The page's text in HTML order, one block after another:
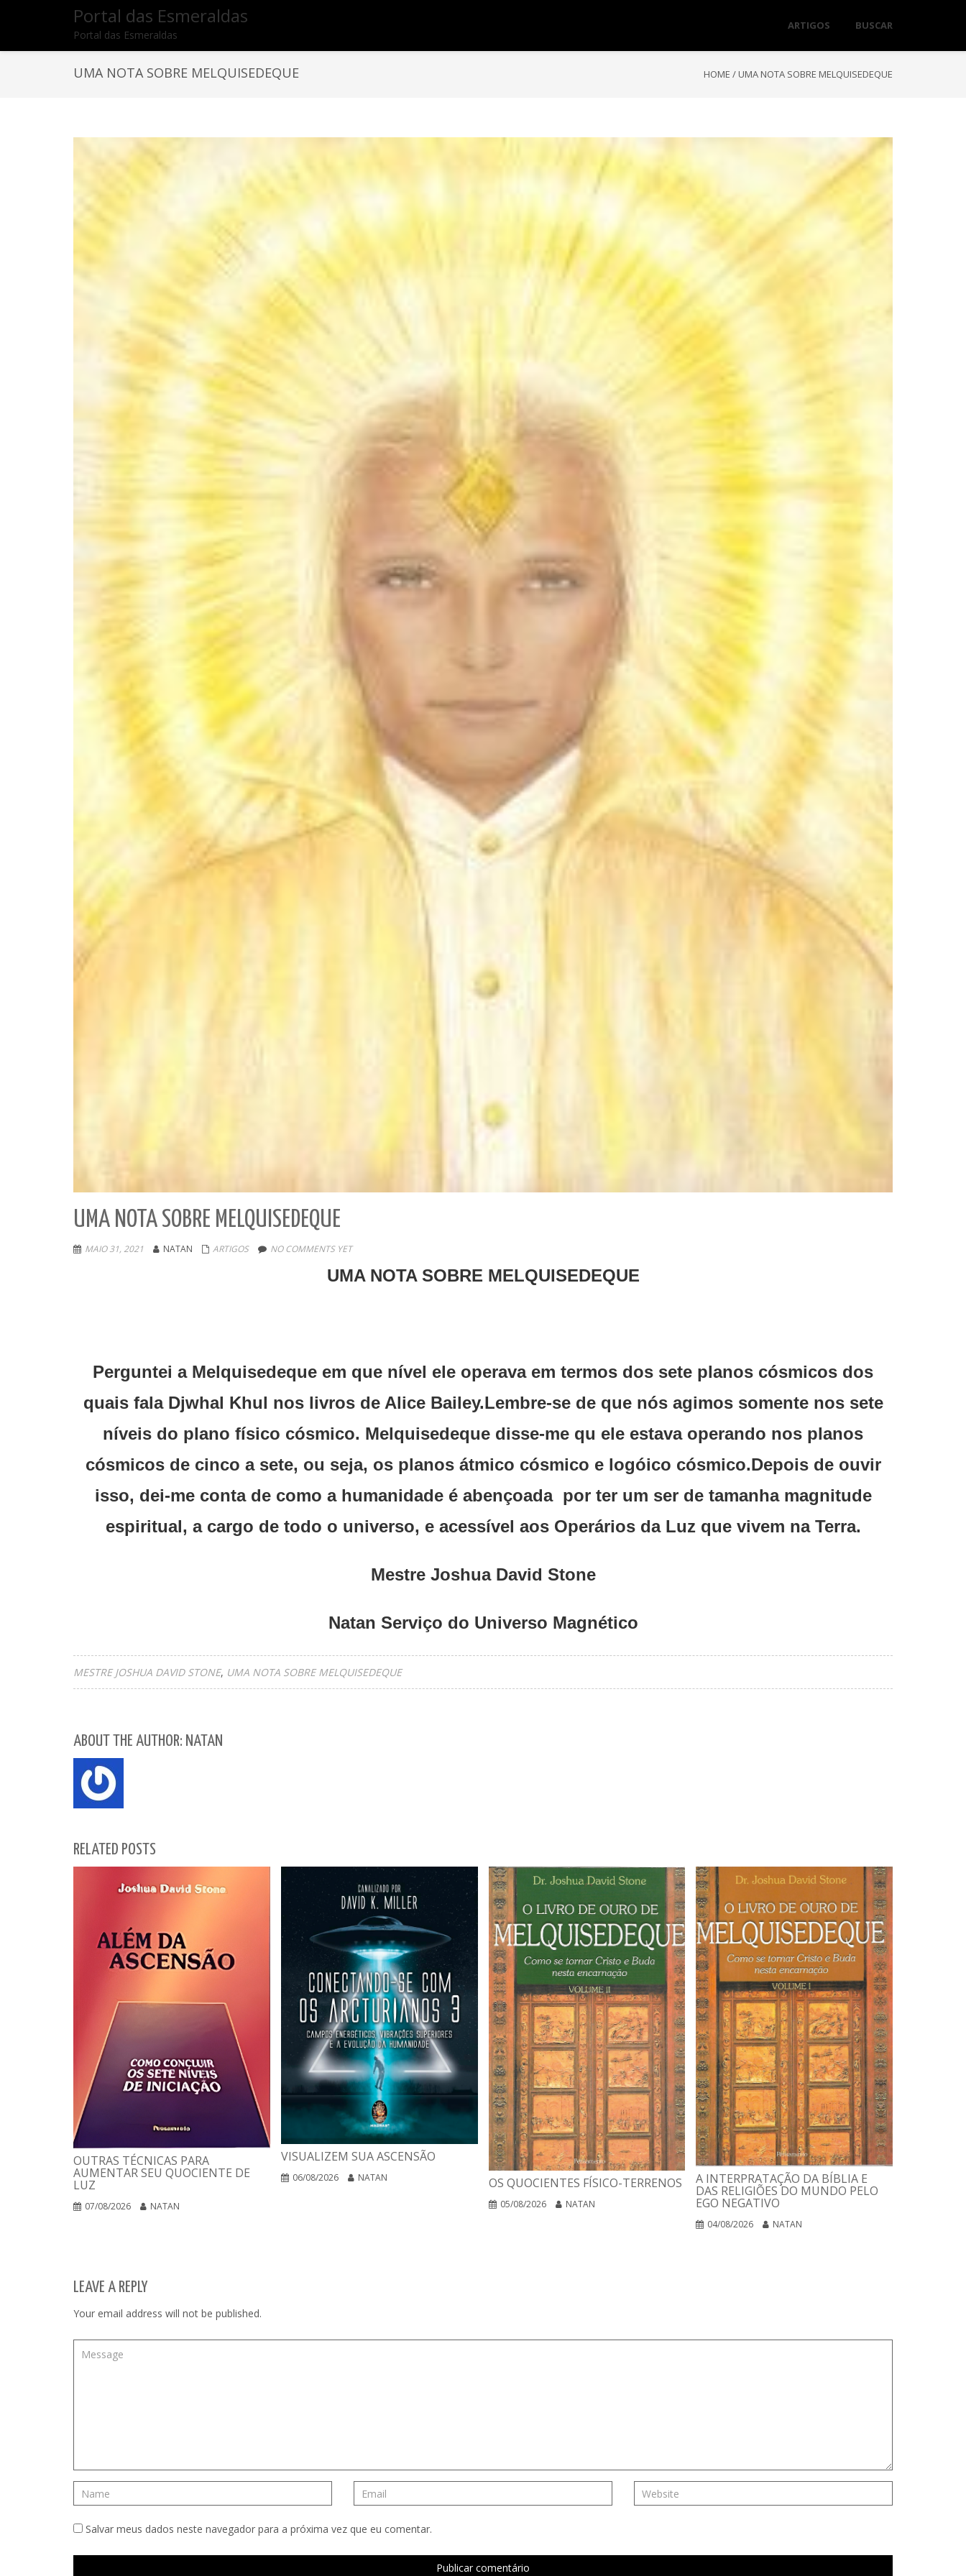
Portal das Esmeraldas
Portal das Esmeraldas
ARTIGOS BUSCAR
UMA NOTA SOBRE MELQUISEDEQUE HOME / UMA NOTA SOBRE MELQUISEDEQUE
UMA NOTA SOBRE MELQUISEDEQUE
MAIO 31, 2021 NATAN ARTIGOS NO COMMENTS YET
UMA NOTA SOBRE MELQUISEDEQUE
Perguntei a Melquisedeque em que nível ele operava em termos dos sete planos cósmicos dos
quais fala Djwhal Khul nos livros de Alice Bailey.Lembre-se de que nós agimos somente nos sete
níveis do plano físico cósmico. Melquisedeque disse-me qu ele estava operando nos planos
cósmicos de cinco a sete, ou seja, os planos átmico cósmico e logóico cósmico.Depois de ouvir
isso, dei-me conta de como a humanidade é abençoada por ter um ser de tamanha magnitude
espiritual, a cargo de todo o universo, e acessível aos Operários da Luz que vivem na Terra.
Mestre Joshua David Stone
Natan Serviço do Universo Magnético
MESTRE JOSHUA DAVID STONE UMA NOTA SOBRE MELQUISEDEQUE
ABOUT THE AUTHOR: NATAN
RELATED POSTS
OUTRAS TÉCNICAS PARA
AUMENTAR SEU QUOCIENTE DE
LUZ
07/08/2026 NATAN
VISUALIZEM SUA ASCENSÃO
06/08/2026 NATAN OS QUOCIENTES FÍSICO-TERRENOS
05/08/2026 NATAN
A INTERPRATAÇÃO DA BÍBLIA E
DAS RELIGIÕES DO MUNDO PELO
EGO NEGATIVO
04/08/2026 NATAN
LEAVE A REPLY
Your email address will not be published.
Salvar meus dados neste navegador para a próxima vez que eu comentar.